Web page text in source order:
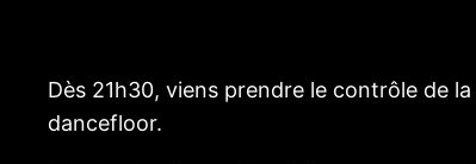
Dès 21h30, viens prendre le contrôle de
dancefloor.